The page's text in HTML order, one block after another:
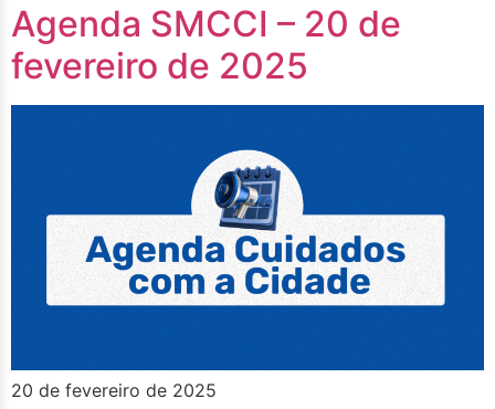
Agenda SMCCI – 20 de
fevereiro de 2025
20 de fevereiro de 2025